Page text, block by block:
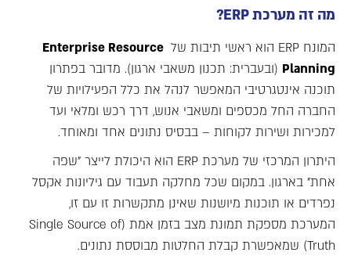
מה זה מערכתERP
?
המונח ERP הוא ראשי תיבות של
Enterprise Resource
Planning (ובעברית: תכנון משאבי ארגון). מדובר בפתרון
תוכנה אינטגרטיבי המאפשר לנהל את כלל הפעילויות של
החברה החל מכספים ומשאבי אנוש, דרך רכש ומלאי ועד
למכירות ושירות לקוחות – בבסיס נתונים אחד ומאוחד.
היתרון המרכזי של מערכת ERP הוא היכולת לייצר "שפה
אחת" בארגון. במקום שכל מחלקה תעבוד עם גיליונות אקסל
נפרדים או תוכנות מיושנות שאינן מתקשרות זו עם זו,
המערכת מספקת תמונת מצב בזמן אמת (Single Source of
Truth) שמאפשרת קבלת החלטות מבוססת נתונים.